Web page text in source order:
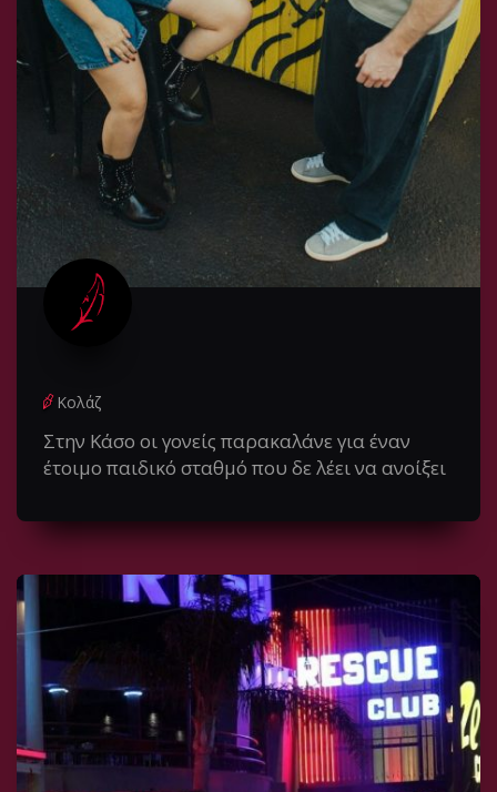
Κολάζ
Στην Κάσο οι γονείς παρακαλάνε για έναν
έτοιμο παιδικό σταθμό που δε λέει να ανοίξει